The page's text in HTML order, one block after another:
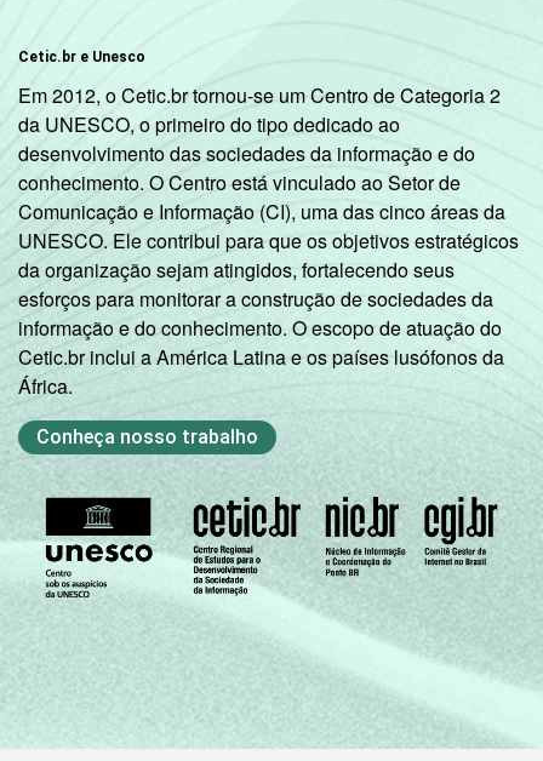
Sociedade da Informação (Cetic.br),
Pesquisa sobre o Uso da Internet por
Crianças e Adolescentes no Brasil – TIC Kids
Online Brasil 2017.
Cetic.br e Unesco
Em 2012, o Cetic.br tornou-se um Centro de Categoria 2
da UNESCO, o primeiro do tipo dedicado ao
desenvolvimento das sociedades da informação e do
conhecimento. O Centro está vinculado ao Setor de
Comunicação e Informação (CI), uma das cinco áreas da
UNESCO. Ele contribui para que os objetivos estratégicos
da organização sejam atingidos, fortalecendo seus
esforços para monitorar a construção de sociedades da
informação e do conhecimento. O escopo de atuação do
Cetic.br inclui a América Latina e os países lusófonos da
África.
Conheça nosso trabalho